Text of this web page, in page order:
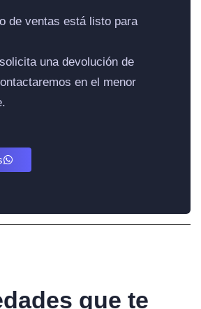
de ventas está listo para
una devolución de
en el menor
que te